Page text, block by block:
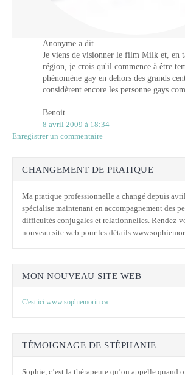
Anonyme a dit…
Je viens de visionner le film Milk et, en
région, je crois qu'il commence à être
phénomène gay en dehors des grands
considèrent encore les personne gays
Benoit
8 avril 2009 à 18:34
Enregistrer un commentaire
CHANGEMENT DE PRATIQUE
Ma pratique professionnelle a changé depuis
spécialise maintenant en accompagnement des
difficultés conjugales et relationnelles. Rendez-
nouveau site web pour les détails
MON NOUVEAU SITE WEB
C'est ici www.sophiemorin.ca
TÉMOIGNAGE DE STÉPHANIE
Sophie, c’est la thérapeute qu’on appelle quand